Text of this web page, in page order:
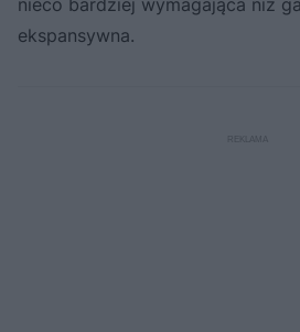
ekspansywna.